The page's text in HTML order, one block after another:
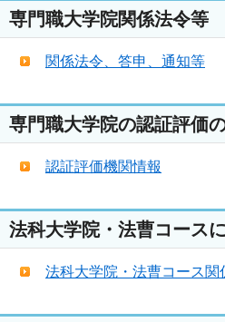
専門職大学院関係法令等
関係法令、答申、通知等
専門職大学院の認証評価
認証評価機関情報
法科大学院・法曹コース
法科大学院・法曹コース関